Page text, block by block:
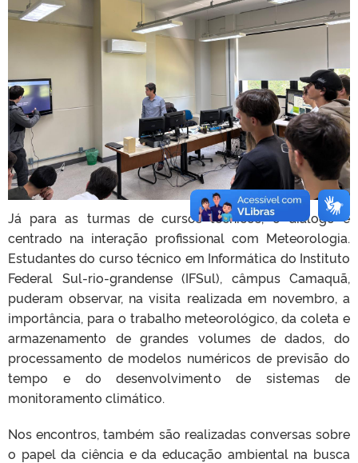
Já para as turmas de cursos técnicos, o diálogo é
centrado na interação profissional com Meteorologia.
Estudantes do curso técnico em Informática do Instituto
Federal Sul-rio-grandense (IFSul), câmpus Camaquã,
puderam observar, na visita realizada em novembro, a
importância, para o trabalho meteorológico, da coleta e
armazenamento de grandes volumes de dados, do
processamento de modelos numéricos de previsão do
tempo e do desenvolvimento de sistemas de
monitoramento climático.
Nos encontros, também são realizadas conversas sobre
o papel da ciência e da educação ambiental na busca